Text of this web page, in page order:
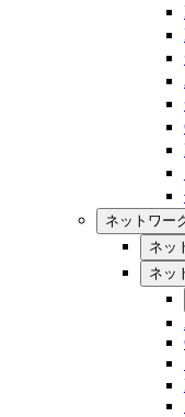
ネットワー
ネッ
ネッ